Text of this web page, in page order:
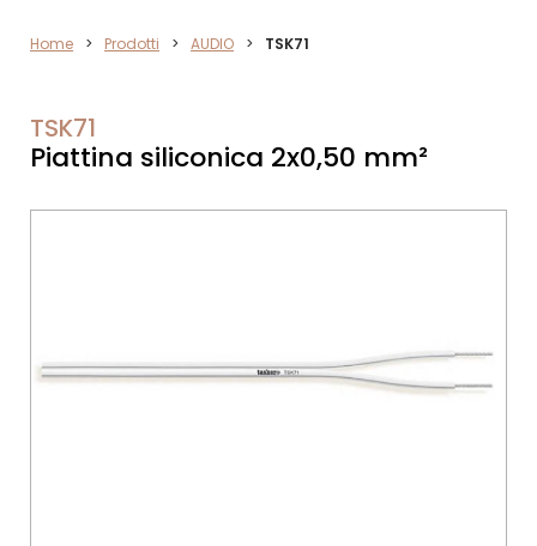
AUDIO
Home > Prodotti > AUDIO > TSK71
TSK71
Piattina siliconica 2x0,50 mm²